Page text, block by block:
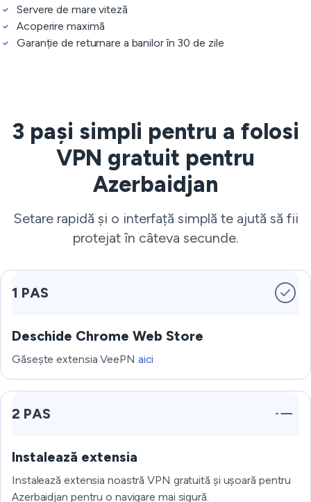
Servere de mare viteză
Acoperire maximă
Garanție de returnare a banilor în 30 de zile
3 pași simpli pentru a folosi
VPN gratuit pentru
Azerbaidjan
Setare rapidă și o interfață simplă te ajută să fii
protejat în câteva secunde.
1 PAS
Deschide Chrome Web Store
Găsește extensia VeePN aici
2 PAS
Instalează extensia
Instalează extensia noastră VPN gratuită și ușoară pentru
Azerbaidjan pentru o navigare mai sigură.